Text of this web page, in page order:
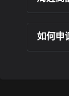
如何申